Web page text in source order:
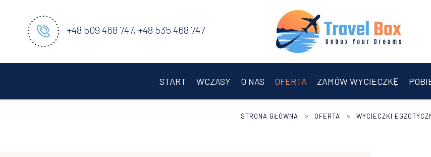
+48 509 468 747, +48 535 468 747
START WCZASY O NAS OFERTA ZAMÓW WYCIECZKĘ
STRONA GŁÓWNA > OFERTA > WYCIECZKI